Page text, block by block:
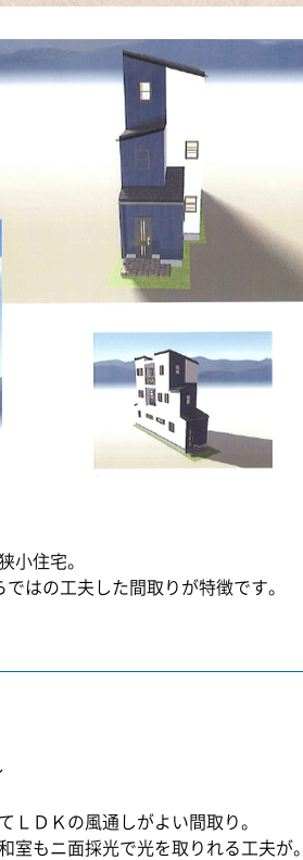
小住宅。
はの工夫した間取りが特徴です。
ＬＤＫの風通しがよい間取り。
室もニ面採光で光を取りれる工夫が。